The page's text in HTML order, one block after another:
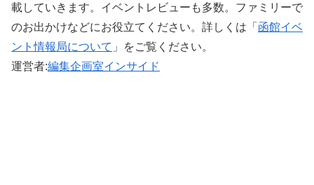
載していきます。イベントレビューも多数。ファミリーで
のお出かけなどにお役立てください。詳しくは「 函館イベ
ント情報局について 」をご覧ください。 ‎
運営者:編集企画室インサイド